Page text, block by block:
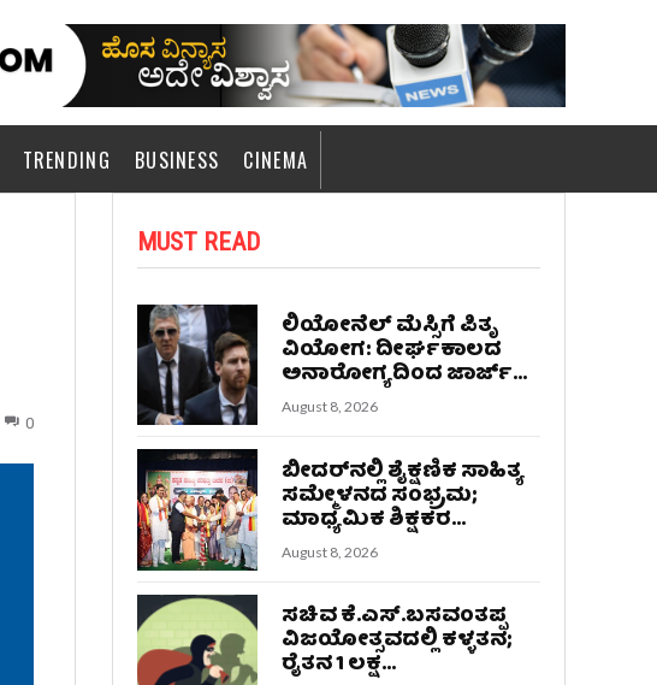
TRENDING BUSINESS CINEMA
0
MUST READ
ಲಿಯೋನೆಲ್ ಮೆಸ್ಸಿಗೆ ಪಿತೃ
ವಿಯೋಗ: ದೀರ್ಘಕಾಲದ
ಅನಾರೋಗ್ಯದಿಂದ ಜಾರ್ಜ್...
August 8, 2026
ಬೀದರ್‌ನಲ್ಲಿ ಶೈಕ್ಷಣಿಕ ಸಾಹಿತ್ಯ
ಸಮ್ಮೇಳನದ ಸಂಭ್ರಮ;
ಮಾಧ್ಯಮಿಕ ಶಿಕ್ಷಕರ...
August 8, 2026
ಸಚಿವ ಕೆ.ಎಸ್.ಬಸವಂತಪ್ಪ
ವಿಜಯೋತ್ಸವದಲ್ಲಿ ಕಳ್ಳತನ;
ರೈತನ 1 ಲಕ್ಷ...